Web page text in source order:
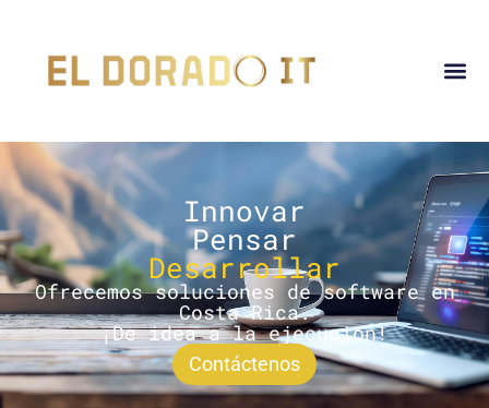
Innovar
Pensar
Desarrollar
Ofrecemos soluciones de software en
Costa Rica.
¡De idea a la ejecución!
Contáctenos